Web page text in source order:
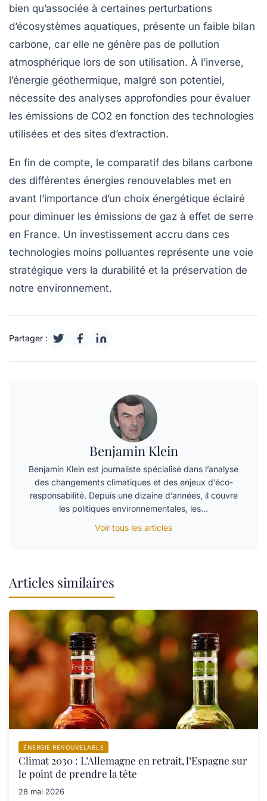
bien qu’associée à certaines perturbations
d’écosystèmes aquatiques, présente un faible bilan
carbone, car elle ne génère pas de pollution
atmosphérique lors de son utilisation. À l’inverse,
l’énergie géothermique, malgré son potentiel,
nécessite des analyses approfondies pour évaluer
les émissions de CO2 en fonction des technologies
utilisées et des sites d’extraction.
En fin de compte, le comparatif des bilans carbone
des différentes énergies renouvelables met en
avant l’importance d’un choix énergétique éclairé
pour diminuer les émissions de gaz à effet de serre
en France. Un investissement accru dans ces
technologies moins polluantes représente une voie
stratégique vers la durabilité et la préservation de
notre environnement.
Partager :
Benjamin Klein
Benjamin Klein est journaliste spécialisé dans l’analyse
des changements climatiques et des enjeux d’éco-
responsabilité. Depuis une dizaine d’années, il couvre
les politiques environnementales, les…
Voir tous les articles
Articles similaires
ÉNERGIE RENOUVELABLE
Climat 2030 : L’Allemagne en retrait, l’Espagne sur
le point de prendre la tête
28 mai 2026